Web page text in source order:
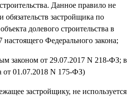
Данное правило не
застройщика по
долевого строительства в
настоящего Федерального закона;
законом от 29.07.2017 N 218-ФЗ; в
от 01.07.2018 N 175-ФЗ)
застройщику, не используется